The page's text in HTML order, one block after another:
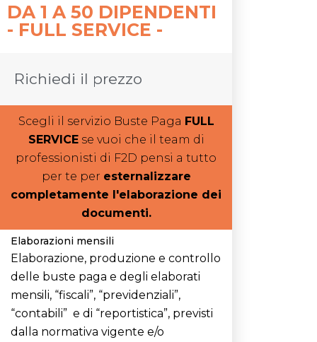
DA 1 A 50 DIPENDENTI
- FULL SERVICE -
Richiedi il prezzo
Scegli il servizio Buste Paga FULL
SERVICEse vuoi che il team di
professionisti di F2D pensi a tutto
per te per esternalizzare
completamente l'elaborazione dei
documenti.
Elaborazioni mensili
Elaborazione, produzione e controllo
delle buste paga e degli elaborati
mensili, “fiscali”, “previdenziali”,
“contabili” e di “reportistica”, previsti
dalla normativa vigente e/o